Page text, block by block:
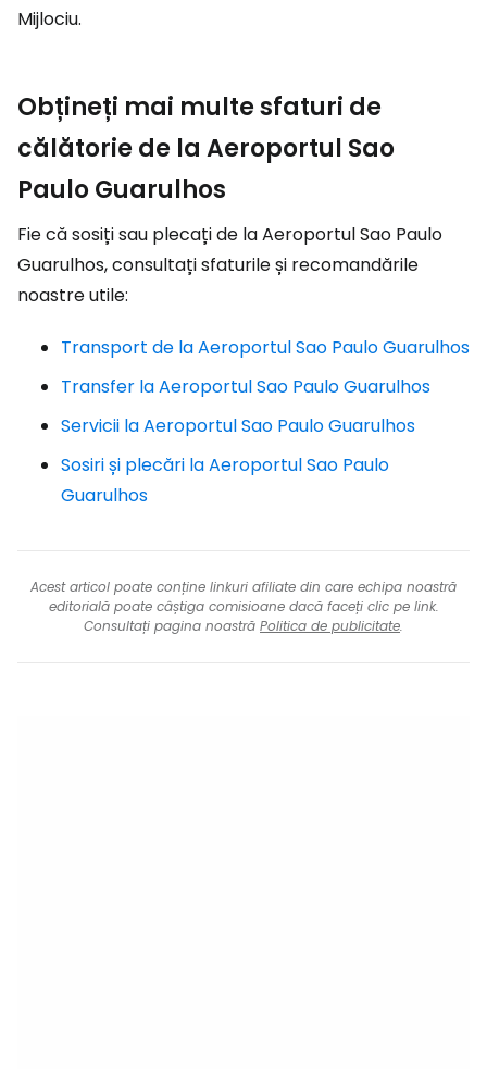
Mijlociu.
Obțineți mai multe sfaturi de
călătorie de la Aeroportul Sao
Paulo Guarulhos
Fie că sosiți sau plecați de la Aeroportul Sao Paulo
Guarulhos, consultați sfaturile și recomandările
noastre utile:
Transport de la Aeroportul Sao Paulo Guarulhos
Transfer la Aeroportul Sao Paulo Guarulhos
Servicii la Aeroportul Sao Paulo Guarulhos
Sosiri și plecări la Aeroportul Sao Paulo
Guarulhos
Acest articol poate conține linkuri afiliate din care echipa noastră
editorială poate câștiga comisioane dacă faceți clic pe link.
Consultați pagina noastră Politica de publicitate.